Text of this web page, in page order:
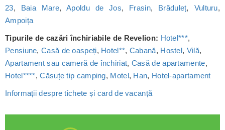
23, Baia Mare,Apoldu de Jos, Frasin, Brăduleț, Vulturu,
Ampoița
Tipurile de cazări închiriabile de Revelion: Hotel***,
Pensiune,Casă de oaspeți, Hotel**, Cabană, Hostel, Vilă,
Apartament sau cameră de închiriat, Casă de apartamente,
Hotel****,Căsuțe tip camping, Motel, Han, Hotel-apartament
Informații despre tichete și card de vacanță